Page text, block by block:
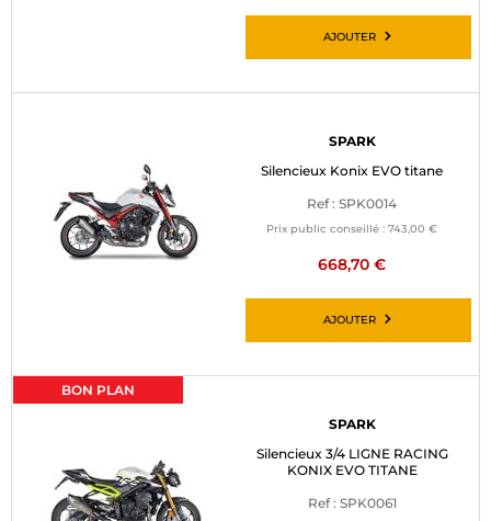
AJOUTER
SPARK
Silencieux Konix EVO titane
Ref : SPK0014
Prix public conseillé : 743,00 €
668,70 €
AJOUTER
BON PLAN
SPARK
Silencieux 3/4 LIGNE RACING
KONIX EVO TITANE
Ref : SPK0061